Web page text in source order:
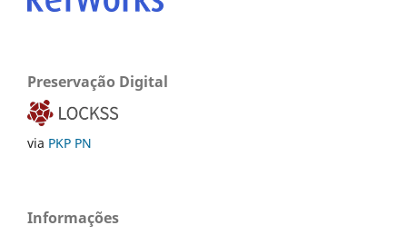
Preservação Digital
via PKP PN
Informações